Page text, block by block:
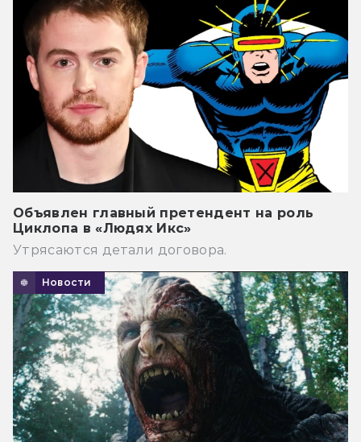
Объявлен главный претендент на роль
Циклопа в «Людях Икс»
Утрясаются детали договора.
Новости